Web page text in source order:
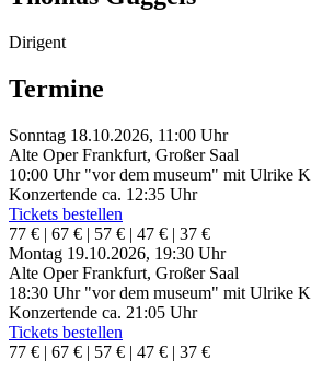
Dirigent
Termine
Sonntag 18.10.2026, 11:00 Uhr
Alte Oper Frankfurt, Großer Saal
10:00 Uhr "vor dem museum" mit Ulrike
Konzertende ca. 12:35 Uhr
Tickets bestellen
77 € | 67 € | 57 € | 47 € | 37 €
Montag 19.10.2026, 19:30 Uhr
Alte Oper Frankfurt, Großer Saal
18:30 Uhr "vor dem museum" mit Ulrike
Konzertende ca. 21:05 Uhr
Tickets bestellen
77 € | 67 € | 57 € | 47 € | 37 €